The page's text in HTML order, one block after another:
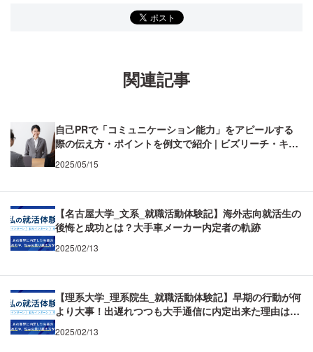
関連記事
自己PRで「コミュニケーション能力」をアピールする
際の伝え方・ポイントを例文で紹介 | ビズリーチ・キャ
2025/05/15
【名古屋大学_文系_就職活動体験記】海外志向就活生の
後悔と成功とは？大手車メーカー内定者の軌跡
2025/02/13
【理系大学_理系院生_就職活動体験記】早期の行動が何
より大事！出遅れつつも大手通信に内定出来た理由は最
2025/02/13